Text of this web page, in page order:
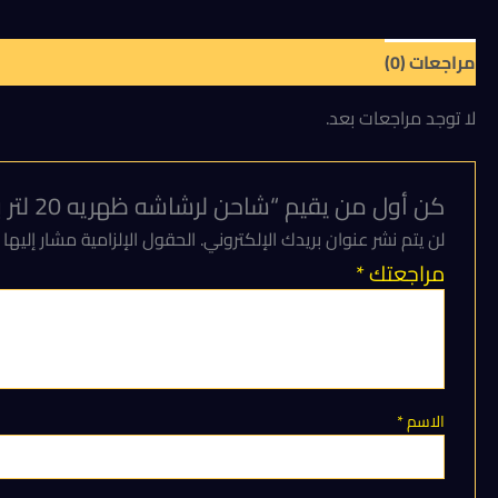
مراجعات (0)
لا توجد مراجعات بعد.
كن أول من يقيم “شاحن لرشاشه ظهريه 20 لتر بطاريه”
لن يتم نشر عنوان بريدك الإلكتروني. الحقول الإلزامية مشار إليها
مراجعتك*
الاسم*